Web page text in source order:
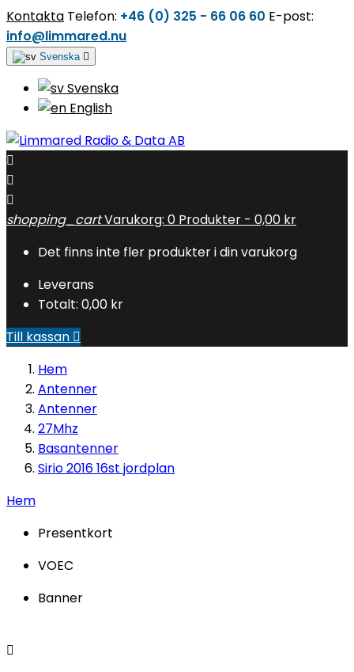
Kontakta Telefon: +46 (0) 325 - 66 06 60 E-post:
info@limmared.nu
Svenska 
Svenska
English



shopping_cartVarukorg: 0 Produkter - 0,00 kr
Det finns inte fler produkter i din varukorg
Leverans
Totalt: 0,00 kr
Till kassan 
Hem
Antenner
Antenner
27Mhz
Basantenner
Sirio 2016 16st jordplan
Hem
Presentkort
VOEC
Banner
